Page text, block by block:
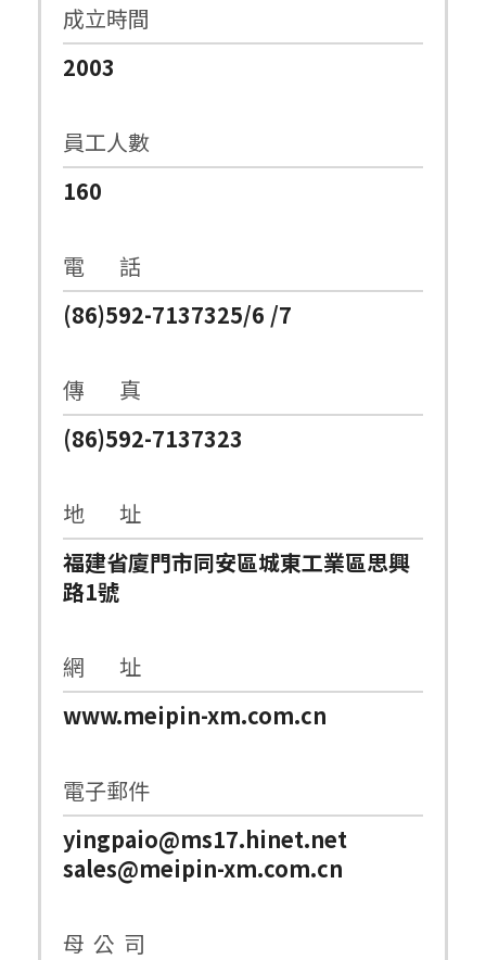
成立時間
2003
員工人數
160
電 話
(86)592-7137325/6 /7
傳 真
(86)592-7137323
地 址
福建省廈門市同安區城東工業區思興
路1號
網 址
www.meipin-xm.com.cn
電子郵件
yingpaio@ms17.hinet.net
sales@meipin-xm.com.cn
母 公 司